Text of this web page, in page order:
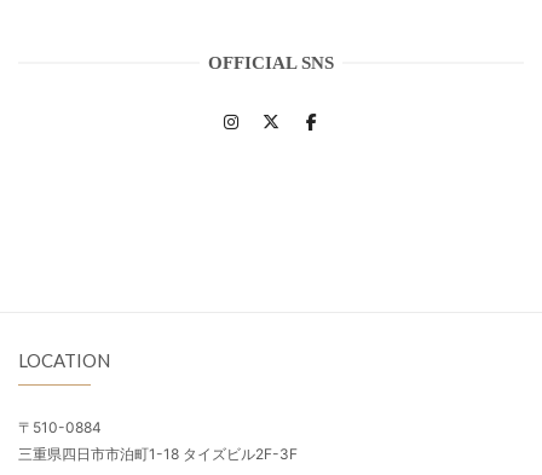
OFFICIAL SNS
LOCATION
〒510-0884
三重県四日市市泊町1-18 タイズビル2F-3F